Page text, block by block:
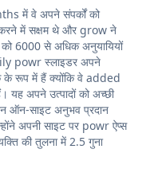
में वे अपने संपर्कों को
में सक्षम थे और grow ने
6000 से अधिक अनुयायियों
powr स्लाइडर अपने
के रूप में हैं क्योंकि वे added
यह अपने उत्पादों को अच्छी
ऑन-साइट अनुभव प्रदान
अपनी साइट पर powr ऐप्स
की तुलना में 2.5 गुना